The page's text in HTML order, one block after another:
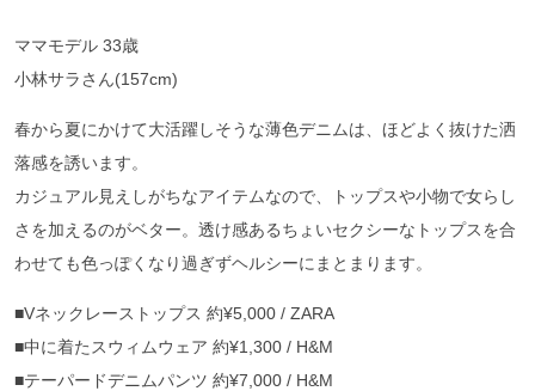
ママモデル 33歳
小林サラさん(157cm)
春から夏にかけて大活躍しそうな薄色デニムは、ほどよく抜けた洒
落感を誘います。
カジュアル見えしがちなアイテムなので、トップスや小物で女らし
さを加えるのがベター。透け感あるちょいセクシーなトップスを合
わせても色っぽくなり過ぎずヘルシーにまとまります。
■Vネックレーストップス 約¥5,000 / ZARA
■中に着たスウィムウェア 約¥1,300 / H&M
■テーパードデニムパンツ 約¥7,000 / H&M